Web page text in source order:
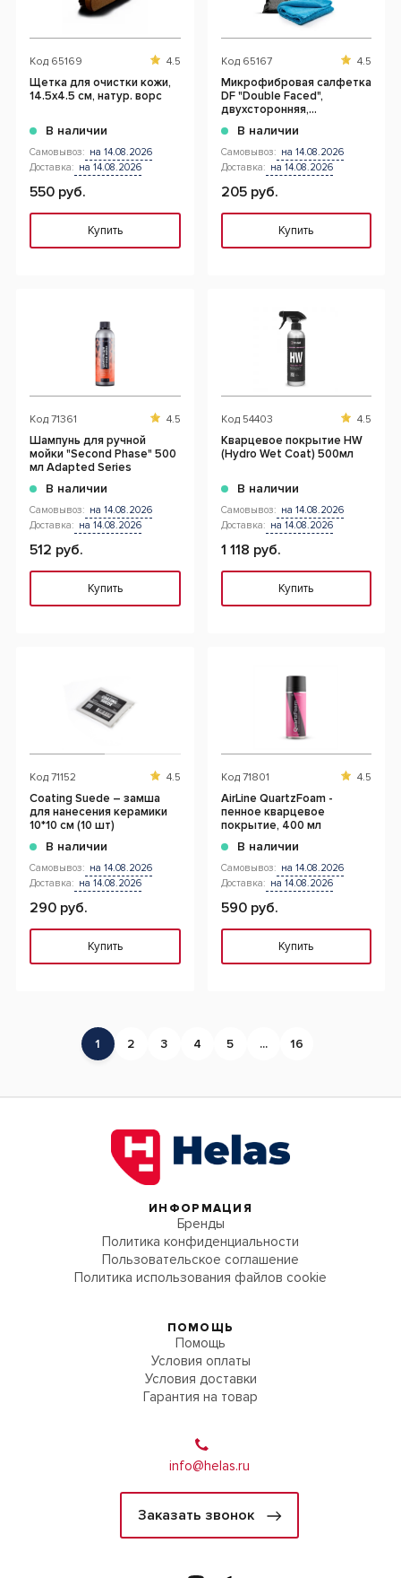
Код 65169 4.5
Щетка для очистки кожи,
14.5x4.5 см, натур. ворс
В наличии
Самовывоз: на 14.08.2026
Доставка: на 14.08.2026
550 руб.
Купить
Код 65167 4.5
Микрофибровая салфетка
DF "Double Faced",
двухсторонняя,
НОВИНКА
В наличии
Самовывоз: на 14.08.2026
Доставка: на 14.08.2026
205 руб.
Купить
Код 71361 4.5
Шампунь для ручной
мойки "Second Phase" 500
мл Adapted Series
В наличии
Самовывоз: на 14.08.2026
Доставка: на 14.08.2026
512 руб.
Купить
Код 54403 4.5
Кварцевое покрытие HW
(Hydro Wet Coat) 500мл
В наличии
Самовывоз: на 14.08.2026
Доставка: на 14.08.2026
1 118 руб.
Купить
Код 71152 4.5
Coating Suede – замша
для нанесения керамики
10*10 см (10 шт)
В наличии
Самовывоз: на 14.08.2026
Доставка: на 14.08.2026
290 руб.
Купить
Код 71801 4.5
AirLine QuartzFoam -
пенное кварцевое
покрытие, 400 мл
В наличии
Самовывоз: на 14.08.2026
Доставка: на 14.08.2026
590 руб.
Купить
1 2 3 4 5 ... 16
ИНФОРМАЦИЯ
Бренды
Политика конфиденциальности
Пользовательское соглашение
Политика использования файлов cookie
ПОМОЩЬ
Помощь
Условия оплаты
Условия доставки
Гарантия на товар
info@helas.ru
Заказать звонок